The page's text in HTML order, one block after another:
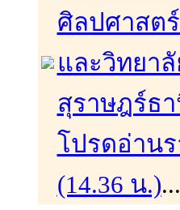
ศิลปศาสต
และวิทยา
สุราษฎร์ธ
โปรดอ่านร
(14.36 น.)